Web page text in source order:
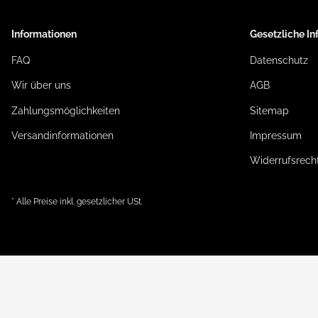
Informationen
FAQ
Wir über uns
Zahlungsmöglichkeiten
Versandinformationen
Gesetzliche
Datenschutz
AGB
Sitemap
Impressum
* Alle Preise inkl. gesetzlicher USt.